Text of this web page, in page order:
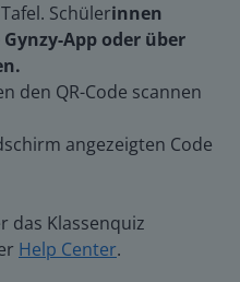
Schülerinnen
App oder über
den QR-Code scannen
angezeigten Code
das Klassenquiz
Help Center.